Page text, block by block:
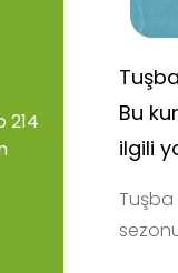
214
Bu
ilgili
Tuşba